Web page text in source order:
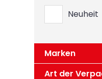
Neuheit
Marken
Art der